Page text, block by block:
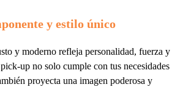
y estilo único
y moderno refleja personalidad, fuerza y
up no solo cumple con tus necesidades
proyecta una imagen poderosa y